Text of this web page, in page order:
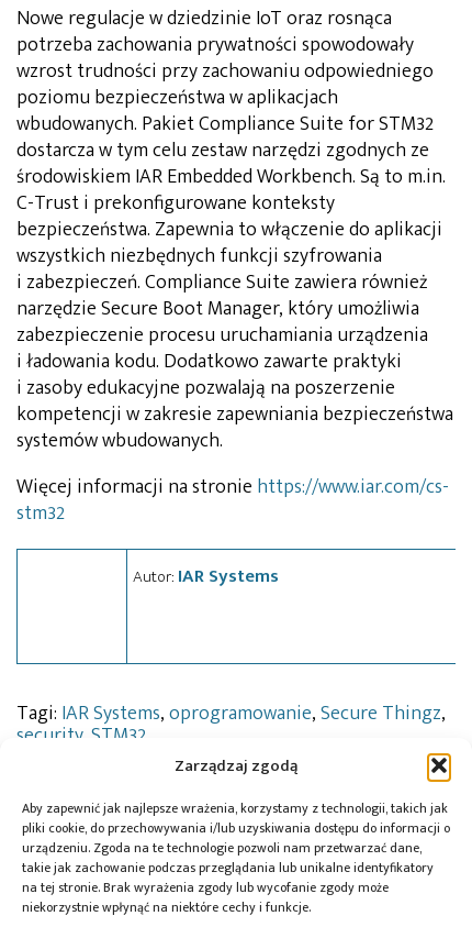
Zarządzaj zgodą
Aby zapewnić jak najlepsze wrażenia, korzystamy z technologii, takich jak
pliki cookie, do przechowywania i/lub uzyskiwania dostępu do informacji o
urządzeniu. Zgoda na te technologie pozwoli nam przetwarzać dane,
takie jak zachowanie podczas przeglądania lub unikalne identyfikatory
na tej stronie. Brak wyrażenia zgody lub wycofanie zgody może
niekorzystnie wpłynąć na niektóre cechy i funkcje.
Nowe regulacje w dziedzinie IoT oraz rosnąca
potrzeba zachowania prywatności spowodowały
wzrost trudności przy zachowaniu odpowiedniego
poziomu bezpieczeństwa w aplikacjach
wbudowanych. Pakiet Compliance Suite for STM32
dostarcza w tym celu zestaw narzędzi zgodnych ze
środowiskiem IAR Embedded Workbench. Są to m.in.
C-Trust i prekonfigurowane konteksty
bezpieczeństwa. Zapewnia to włączenie do aplikacji
wszystkich niezbędnych funkcji szyfrowania
i zabezpieczeń. Compliance Suite zawiera również
narzędzie Secure Boot Manager, który umożliwia
zabezpieczenie procesu uruchamiania urządzenia
i ładowania kodu. Dodatkowo zawarte praktyki
i zasoby edukacyjne pozwalają na poszerzenie
kompetencji w zakresie zapewniania bezpieczeństwa
systemów wbudowanych.
Więcej informacji na stronie https://www.iar.com/cs-
stm32
Autor: IAR Systems
Tagi: IAR Systems,oprogramowanie,Secure Thingz,
security, STM32
Przeczytaj również: